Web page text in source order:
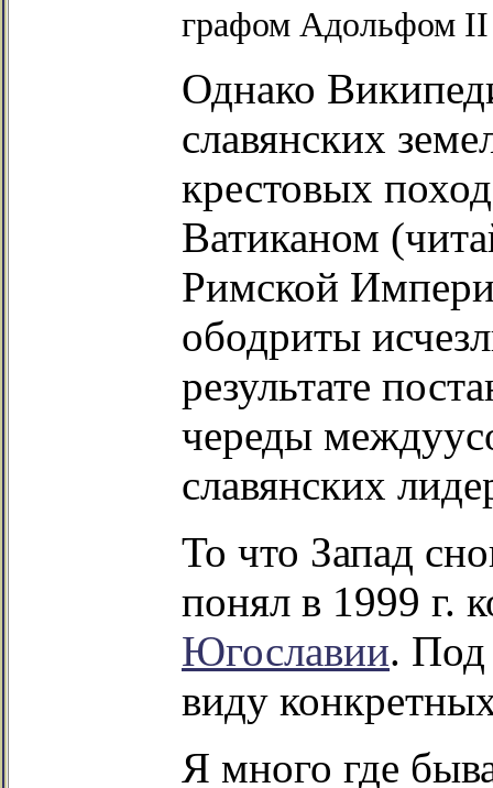
графом Адольфом
Однако
славянских
крестовых
Ватиканом
Римской
ободриты
результате
череды
славянских
То что Запад
понял в 1999 г.
Югославии. Под
виду
Я много где